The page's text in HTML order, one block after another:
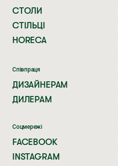
СТОЛИ
СТІЛЬЦІ
HORECA
Співпраця
ДИЗАЙНЕРАМ
ДИЛЕРАМ
Соцмережі
FACEBOOK
INSTAGRAM